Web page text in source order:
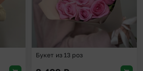
Букет из 13 роз